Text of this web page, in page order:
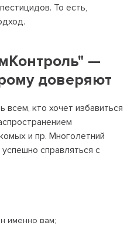
То есть,
—
доверяют
кто хочет избавиться
и пр. Многолетний
справляться с
именно вам;